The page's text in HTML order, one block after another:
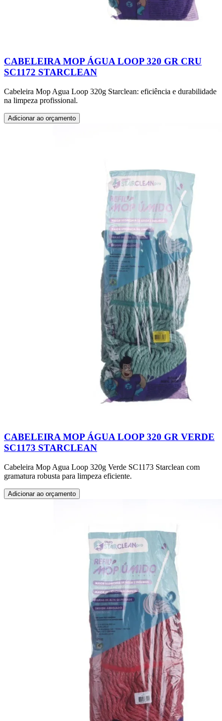
CABELEIRA MOP ÁGUA LOOP 320 GR CRU
SC1172 STARCLEAN
Cabeleira Mop Agua Loop 320g Starclean: eficiência e durabilidade
na limpeza profissional.
Adicionar ao orçamento
CABELEIRA MOP ÁGUA LOOP 320 GR VERDE
SC1173 STARCLEAN
Cabeleira Mop Agua Loop 320g Verde SC1173 Starclean com
gramatura robusta para limpeza eficiente.
Adicionar ao orçamento